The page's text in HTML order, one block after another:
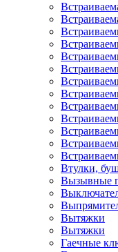
Втулки,
Вызывные
Вытяжки
Вытяжки
Гаечные